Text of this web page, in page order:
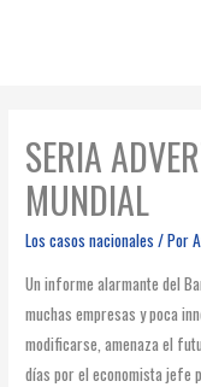
SERIA
MUNDIAL
Los casos nacionales / Por
Un informe alarmante del
muchas empresas y poca
modificarse, amenaza el
días por el economista jefe